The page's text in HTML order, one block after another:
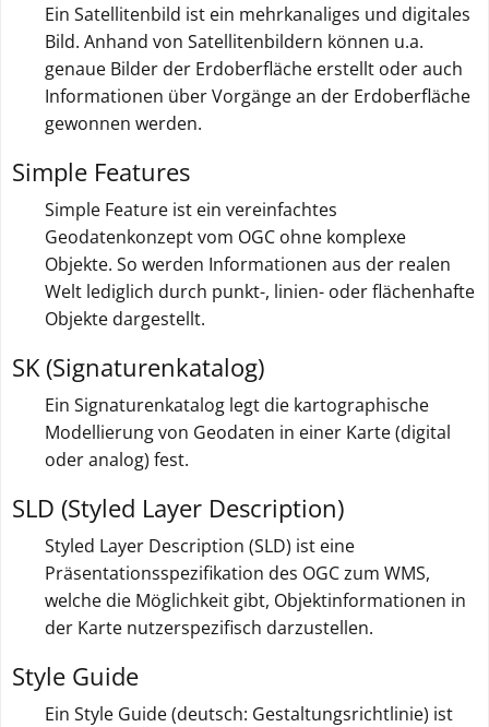
e
Ein Satellitenbild ist ein mehrkanaliges und digitales
Bild. Anhand von Satellitenbildern können u.a.
genaue Bilder der Erdoberfläche erstellt oder auch
Informationen über Vorgänge an der Erdoberfläche
gewonnen werden.
Simple Features
Simple Feature ist ein vereinfachtes
Geodatenkonzept vom OGC ohne komplexe
Objekte. So werden Informationen aus der realen
Welt lediglich durch punkt-, linien- oder flächenhafte
Objekte dargestellt.
SK (Signaturenkatalog)
Ein Signaturenkatalog legt die kartographische
Modellierung von Geodaten in einer Karte (digital
oder analog) fest.
SLD (Styled Layer Description)
Styled Layer Description (SLD) ist eine
Präsentationsspezifikation des OGC zum WMS,
welche die Möglichkeit gibt, Objektinformationen in
der Karte nutzerspezifisch darzustellen.
Style Guide
Ein Style Guide (deutsch: Gestaltungsrichtlinie) ist